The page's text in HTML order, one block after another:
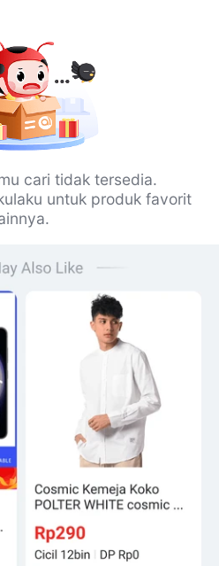
cari tidak tersedia.
untuk produk favorit